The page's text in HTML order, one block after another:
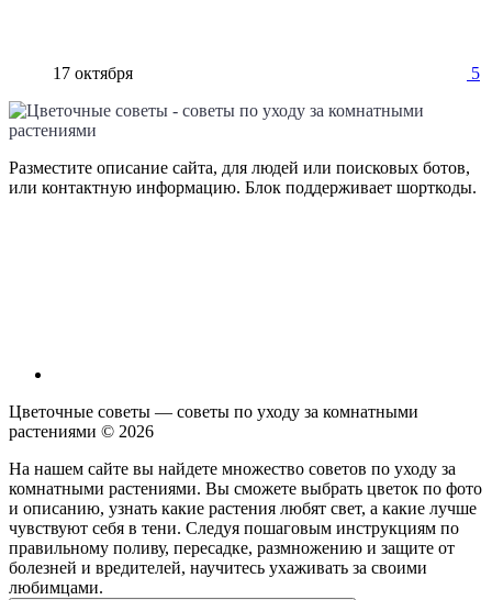
17 октября 5
Разместите описание сайта, для людей или поисковых ботов,
или контактную информацию. Блок поддерживает шорткоды.
Цветочные советы — советы по уходу за комнатными
растениями © 2026
На нашем сайте вы найдете множество советов по уходу за
комнатными растениями. Вы сможете выбрать цветок по фото
и описанию, узнать какие растения любят свет, а какие лучше
чувствуют себя в тени. Следуя пошаговым инструкциям по
правильному поливу, пересадке, размножению и защите от
болезней и вредителей, научитесь ухаживать за своими
любимцами.